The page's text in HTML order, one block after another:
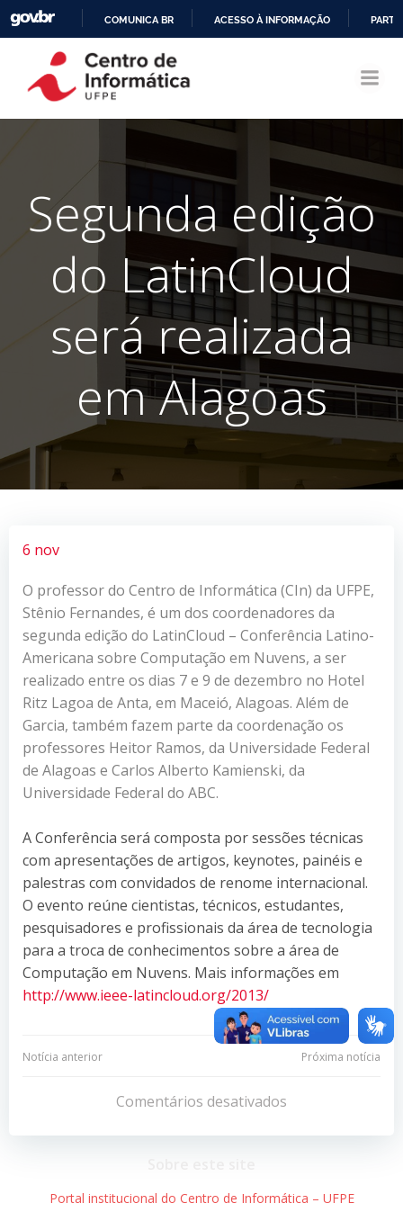
CONTEÚDO
COMUNICA BR ACESSO À INFORMAÇÃO
Segunda edição
do LatinCloud
será realizada
em Alagoas
6 nov
O professor do Centro de Informática (CIn) da UFPE,
Stênio Fernandes, é um dos coordenadores da
segunda edição do LatinCloud – Conferência Latino-
Americana sobre Computação em Nuvens, a ser
realizado entre os dias 7 e 9 de dezembro no Hotel
Ritz Lagoa de Anta, em Maceió, Alagoas. Além de
Garcia, também fazem parte da coordenação os
professores Heitor Ramos, da Universidade Federal
de Alagoas e Carlos Alberto Kamienski, da
Universidade Federal do ABC.
A Conferência será composta por sessões técnicas
com apresentações de artigos, keynotes, painéis e
palestras com convidados de renome internacional.
O evento reúne cientistas, técnicos, estudantes,
pesquisadores e profissionais da área de tecnologia
para a troca de conhecimentos sobre a área de
Computação em Nuvens. Mais informações em
http://www.ieee-latincloud.org/2013/
Navegação
Post
Notícia anterior
Navegação
de
Post
Próxima notícia
Comentários desativados
Portal institucional do Centro de Informática – UFPE